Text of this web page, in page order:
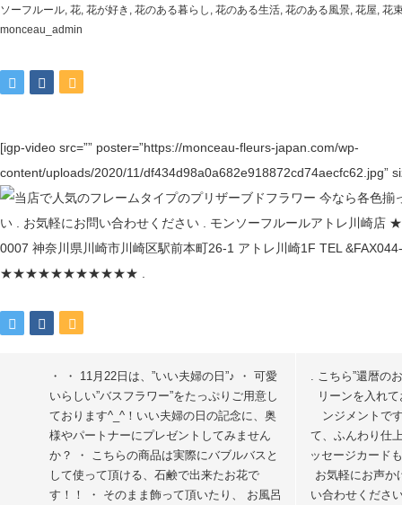
ソーフルール, 花, 花が好き , 花のある暮らし , 花のある生活, 花のある風景, 花屋, 花
monceau_admin
[igp-video src=”” poster=”https://monceau-fleurs-japan.com/wp-
content/uploads/2020/11/df434d98a0a682e918872cd74aecfc62.jpg”
・ ・ 11月22日は、”いい夫婦の日”♪ ・ 可愛
いらしい”バスフラワー”をたっぷりご用意し
ております^_^！いい夫婦の日の記念に、奥
様やパートナーにプレゼントしてみません
か？ ・ こちらの商品は実際にバブルバスと
して使って頂ける、石鹸で出来たお花で
す！！ ・ そのまま飾って頂いたり、 お風呂
. こちら”還暦の
リーンを入れ
ンジメントで
て、ふんわり仕
ッセージカード
お気軽にお声か
い合わせくださ